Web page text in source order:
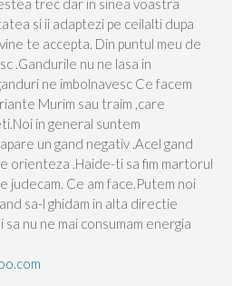
trec dar in sinea voastra
si ii adaptezi pe ceilalti dupa
te accepta. Din puntul meu de
.Gandurile nu ne lasa in
ne imbolnavesc Ce facem
Murim sau traim ,care
in general suntem
un gand negativ .Acel gand
orienteza .Haide-ti sa fim martorul
judecam. Ce am face.Putem noi
sa-l ghidam in alta directie
nu ne mai consumam energia